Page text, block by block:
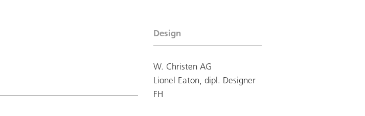
Design
W. Christen AG
Lionel Eaton, dipl. Designer
FH